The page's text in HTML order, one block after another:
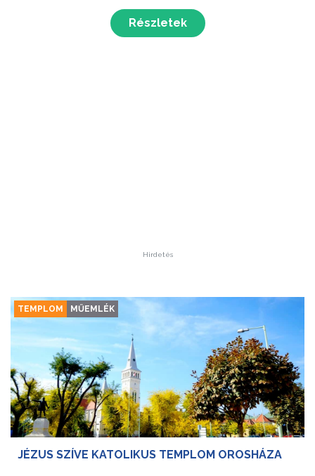
vágyó látogatókat.
Részletek
Hirdetés
TEMPLOM MŰEMLÉK
JÉZUS SZÍVE KATOLIKUS TEMPLOM OROSHÁZA